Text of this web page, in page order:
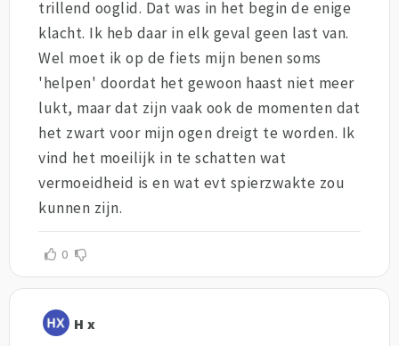
trillend ooglid. Dat was in het begin de enige
klacht. Ik heb daar in elk geval geen last van.
Wel moet ik op de fiets mijn benen soms
'helpen' doordat het gewoon haast niet meer
lukt, maar dat zijn vaak ook de momenten dat
het zwart voor mijn ogen dreigt te worden. Ik
vind het moeilijk in te schatten wat
vermoeidheid is en wat evt spierzwakte zou
kunnen zijn.
0
H x